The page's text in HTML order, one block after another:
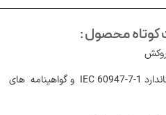
محصول :
مطابق با استاندارد IEC 60947-7-1 و گواهینامه های